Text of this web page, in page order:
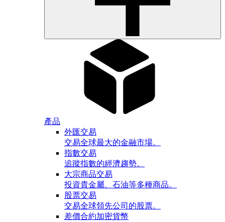
產品
外匯交易
交易全球最大的金融市場。
指數交易
追蹤指數的經濟趨勢。
大宗商品交易
投資貴金屬、石油等多種商品。
股票交易
交易全球領先公司的股票。
差價合約加密貨幣